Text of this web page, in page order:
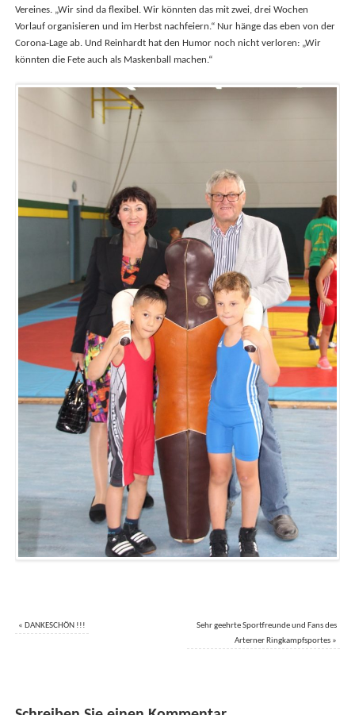
Vereines. „Wir sind da flexibel. Wir könnten das mit zwei, drei Wochen
Vorlauf organisieren und im Herbst nachfeiern.“ Nur hänge das eben von der
Corona-Lage ab. Und Reinhardt hat den Humor noch nicht verloren: „Wir
könnten die Fete auch als Maskenball machen.“
« DANKESCHÖN !!!
Sehr geehrte Sportfreunde und Fans des
Arterner Ringkampfsportes »